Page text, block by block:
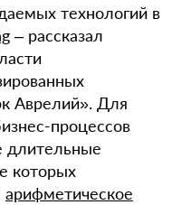
технологий в
– рассказал
Аврелий». Для
процессов
длительные
которых
арифметическое